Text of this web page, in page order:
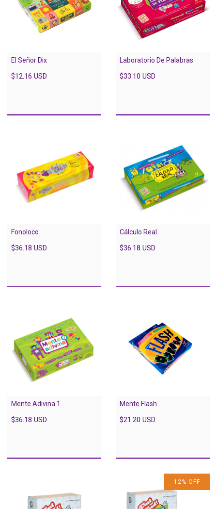
El Señor Dix
$12.16 USD
Laboratorio De Palabras
$33.10 USD
Fonoloco
$36.18 USD
Cálculo Real
$36.18 USD
Mente Adivina 1
$36.18 USD
Mente Flash
$21.20 USD
12 % OFF